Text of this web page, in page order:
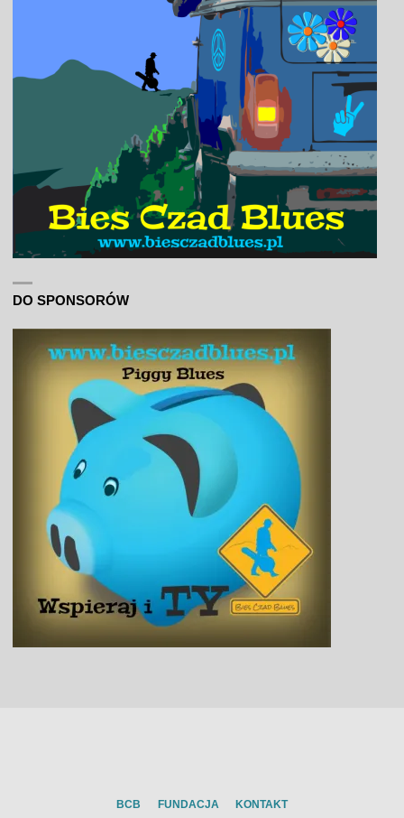
DO SPONSORÓW
BCB FUNDACJA KONTAKT